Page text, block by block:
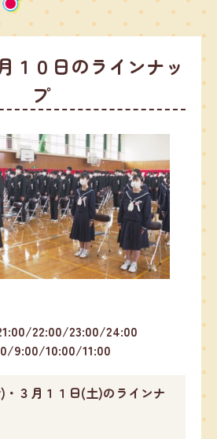
１０日のラインナッ
プ
22:00/23:00/24:00
9:00/10:00/11:00
・３月１１日(土)のラインナ